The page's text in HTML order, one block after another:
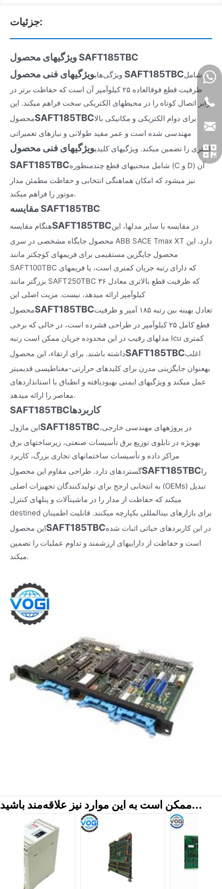
جزئیات:
ویژگیهای محصول SAFT185TBC
ویژگی‌های ویژگیهای فنی محصول SAFT185TBCشامل
ظرفیت قطع فوقالعاده ۲۵ کیلوآمپر آن است که حفاظت برتر در
برابر اتصال کوتاه را در محیطهای الکتریکی سخت فراهم میکند. این
محصولSAFT185TBCبرای دوام الکتریکی و مکانیکی بالا
مهندسی شده است و عمر مفید طولانی و نیازهای تعمیراتی
کمتری را تضمین میکند. ویژگیهای کلیدیویژگیهای فنی محصول
SAFT185TBCشامل منحنیهای قطع چندمنظوره (C و D) آن
نیز میشود که امکان هماهنگی انتخابی و حفاظت مطمئن مدار
موتور را فراهم میکند.
مقایسه SAFT185TBC
هنگام مقایسهSAFT185TBCدر مقایسه با سایر مدلها، این
محصول جایگاه مشخصی در سری ABB SACE Tmax XT دارد. این
محصول جایگزین مستقیمی برای فریمهای کوچکتر مانند
SAFT100TBC که دارای رتبه جریان کمتری است، یا فریمهای
بزرگتر مانند SAFT250TBC که ظرفیت قطع بالاتری معادل ۳۶
کیلوآمپر ارائه میدهد، نیست. مزیت اصلی این
محصولSAFT185TBCتعادل بهینه بین رتبه ۱۸۵ آمپر و ظرفیت
قطع کامل ۲۵ کیلوآمپر در طراحی فشرده است، در حالی که برخی
مدلهای رقیب در این محدوده جریان ممکن است رتبه Icu کمتری
داشته باشند. برای ارتقاء، این محصولSAFT185TBCاغلب
بهعنوان جایگزینی مدرن برای کلیدهای حرارتی-مغناطیسی قدیمیتر
عمل میکند و ویژگیهای ایمنی بهبودیافته و انطباق با استانداردهای
معاصر را ارائه میدهد.
SAFT185TBCکاربردها
این ماژولSAFT185TBCدر پروژههای مهندسی خارجی،
بهویژه در تابلوی توزیع برق تأسیسات صنعتی، زیرساختهای برق
مراکز داده و تأسیسات ساختمانهای تجاری بزرگ، کاربرد
گستردهای دارد. طراحی مقاوم این محصولSAFT185TBCرا
به انتخابی ارجح برای تولیدکنندگان تجهیزات اصلی (OEMs) تبدیل
میکند که حفاظت از مدار را در ماشینآلات و پنلهای کنترل
destined برای بازارهای بینالمللی یکپارچه میکنند. قابلیت اطمینان
این محصولSAFT185TBCدر این کاربردهای حیاتی اثبات شده
است و حفاظت از داراییهای ارزشمند و تداوم عملیات را تضمین
میکند.
ممکن است به این موارد نیز علاقه‌مند باشید...